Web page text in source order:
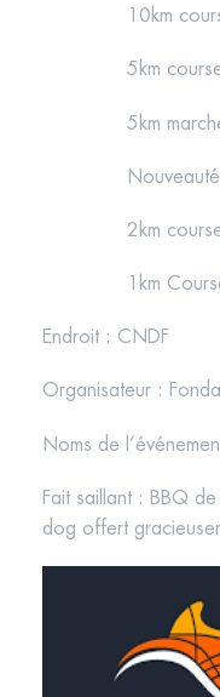
10km
5km
5km
Nouveauté
2km
1km
Endroit : CNDF
Organisateur :
Noms de
Fait saillant : BBQ
dog offert